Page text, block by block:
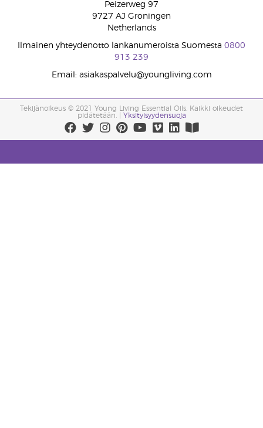
Peizerweg 97
9727 AJ Groningen
Netherlands
Ilmainen yhteydenotto lankanumeroista Suomesta 0800
913 239
Email: asiakaspalvelu@youngliving.com
Tekijänoikeus © 2021 Young Living Essential Oils. Kaikki oikeudet
pidätetään. | Yksityisyydensuoja